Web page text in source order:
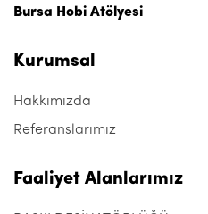
Bursa Hobi Atölyesi
Kurumsal
Hakkımızda
Referanslarımız
Faaliyet Alanlarımız